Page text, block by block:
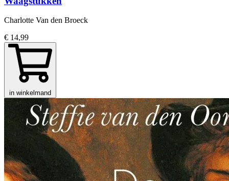
Charlotte Van den Broeck
€ 14,99
in winkelmand